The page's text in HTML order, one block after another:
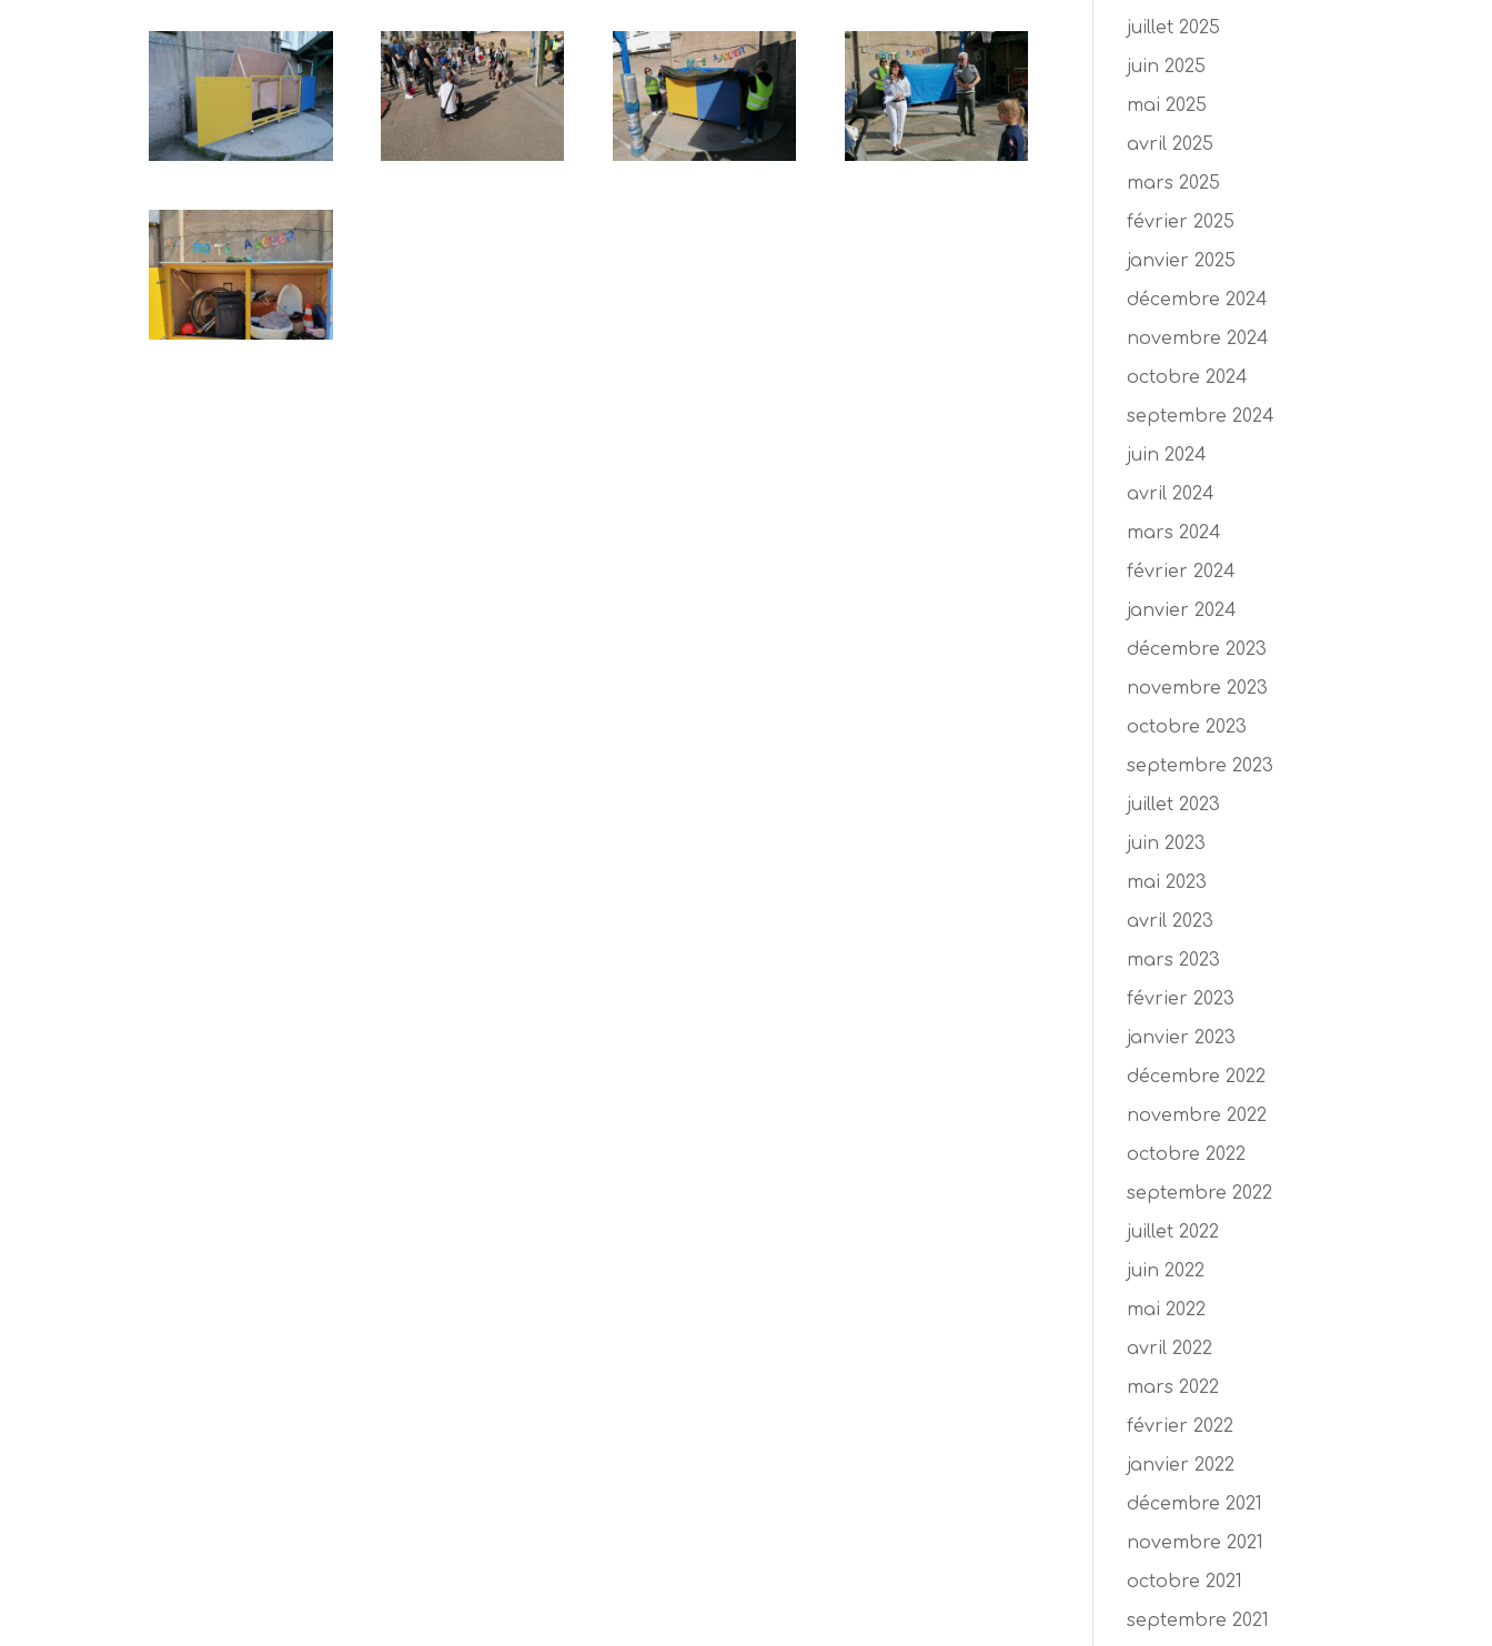
juillet 2025
juin 2025
mai 2025
avril 2025
mars 2025
février 2025
janvier 2025
décembre 2024
novembre 2024
octobre 2024
septembre 2024
juin 2024
avril 2024
mars 2024
février 2024
janvier 2024
décembre 2023
novembre 2023
octobre 2023
septembre 2023
juillet 2023
juin 2023
mai 2023
avril 2023
mars 2023
février 2023
janvier 2023
décembre 2022
novembre 2022
octobre 2022
septembre 2022
juillet 2022
juin 2022
mai 2022
avril 2022
mars 2022
février 2022
janvier 2022
décembre 2021
novembre 2021
octobre 2021
septembre 2021